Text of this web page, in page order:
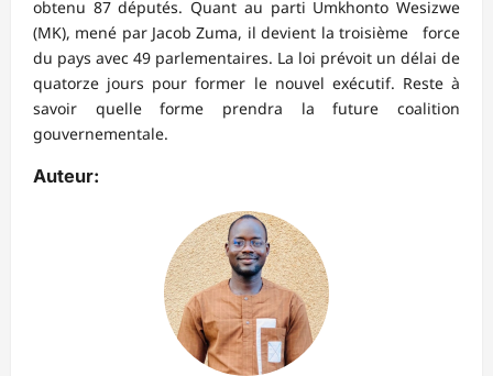
obtenu 87 députés. Quant au parti Umkhonto Wesizwe
(MK), mené par Jacob Zuma, il devient la troisième force
du pays avec 49 parlementaires. La loi prévoit un délai de
quatorze jours pour former le nouvel exécutif. Reste à
savoir quelle forme prendra la future coalition
gouvernementale.
Auteur: